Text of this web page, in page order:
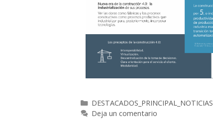
DESTACADOS_PRINCIPAL_NOTICIAS
Deja un comentario